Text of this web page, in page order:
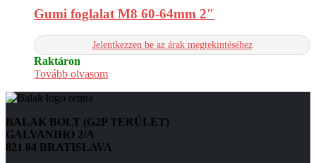
Gumi foglalat M8 60-64mm 2″
Jelentkezzen be az árak megtekintéséhez
Raktáron
Tovább olvasom
BALAK BOLT (G2P TERÜLET)
GALVANIHO 2/A
821 04 BRATISLAVA